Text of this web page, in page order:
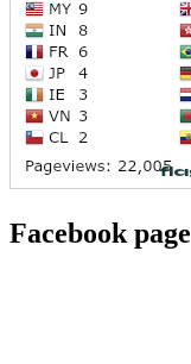
Facebook page